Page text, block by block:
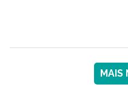
MAIS